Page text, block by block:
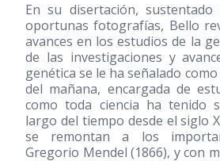
En su disertación,
oportunas fotografías, Bello
avances en los estudios de la
de las investigaciones y
genética se le ha señalado
del mañana, encargada de
como toda ciencia ha tenido
largo del tiempo desde el siglo
se remontan a los
Gregorio Mendel (1866), y con